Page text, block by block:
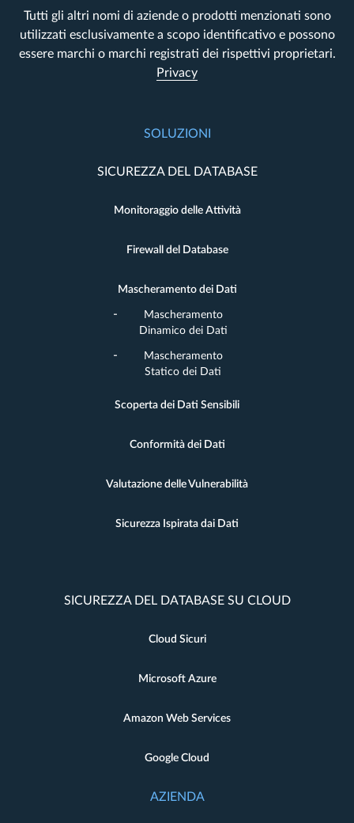
Tutti gli altri nomi di aziende o prodotti menzionati sono
utilizzati esclusivamente a scopo identificativo e possono
essere marchi o marchi registrati dei rispettivi proprietari.
Privacy
SOLUZIONI
SICUREZZA DEL DATABASE
Monitoraggio delle Attività
Firewall del Database
Mascheramento dei Dati
Mascheramento
Dinamico dei Dati
Mascheramento
Statico dei Dati
Scoperta dei Dati Sensibili
Conformità dei Dati
Valutazione delle Vulnerabilità
Sicurezza Ispirata dai Dati
SICUREZZA DEL DATABASE SU CLOUD
Cloud Sicuri
Microsoft Azure
Amazon Web Services
Google Cloud
AZIENDA